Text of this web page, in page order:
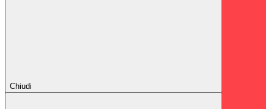
Chiudi